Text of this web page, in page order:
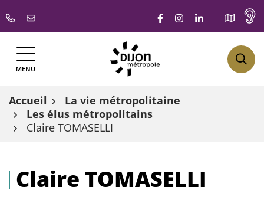
au
contenu
Lien vers le compte
Lien vers le
Lien vers le
MENU
Accueil
La vie métropolitaine
Les élus métropolitains
Claire TOMASELLI
Claire TOMASELLI